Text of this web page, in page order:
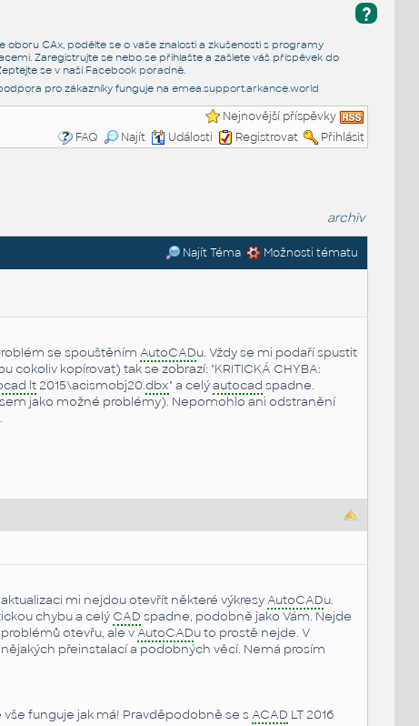
?
oboru CAx, podělte se o vaše znalosti a zkušenosti s programy
Zaregistrujte se nebo se přihlašte a zašlete váš příspěvek do
se v naší Facebook poradně.
pro zákazníky funguje na emea.support.arkance.world
Nejnovější příspěvky
FAQ
Najít Události Registrovat Přihlásit
archiv
Najít Téma Možnosti tématu
se spouštěním AutoCADu. Vždy se mi podaří spustit
cokoliv kopírovat) tak se zobrazí: "KRITICKÁ CHYBA:
lt2015\acismobj20.dbx" a celýautocad spadne.
jako možné problémy). Nepomohlo ani odstranění
mi nejdou otevřít některé výkresyAutoCADu.
chybu a celý CAD spadne, podobně jako Vám. Nejde
otevřu, ale vAutoCADu to prostě nejde. V
přeinstalací a podobných věcí. Nemá prosím
vše funguje jak má! Pravděpodobně se sACAD LT 2016